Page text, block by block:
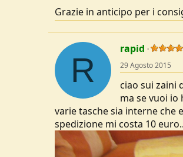
Grazie in anticipo per i
R
rapid
29 Agosto 2015
ciao sui zaini
ma se vuoi
varie tasche sia interne che
spedizione mi costa 10